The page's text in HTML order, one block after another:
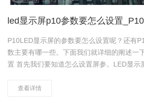
led显示屏p10参数要怎么设置
P10LED显示屏的参数要怎么设置呢？还有
数主要有哪一些。下面我们就详细的阐述一下。 LED显示屏屏
置 首先我们要知道怎么设置屏参。LED显示屏的屏参是根据像素点
我们有一长6m宽4m的P10LED显示屏。那
查看详情